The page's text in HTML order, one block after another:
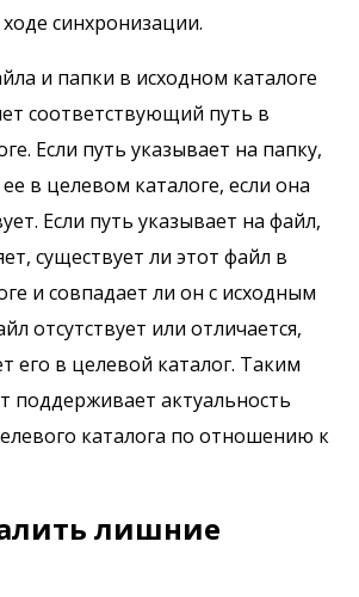
синхронизации.
и папки в исходном каталоге
соответствующий путь в
Если путь указывает на папку,
в целевом каталоге, если она
Если путь указывает на файл,
существует ли этот файл в
и совпадает ли он с исходным
отсутствует или отличается,
его в целевой каталог. Таким
поддерживает актуальность
каталога по отношению к
лишние